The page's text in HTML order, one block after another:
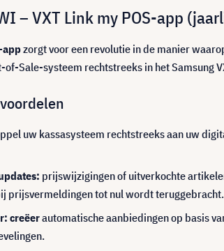
– VXT Link my POS-app
appzorgt voor een revolutie in de manier
of-Sale-systeem rechtstreeks in het
uw kassasysteem rechtstreeks aan uw
prijswijzigingen of uitverkochte
prijsvermeldingen tot nul wordt teruggebracht.
creëerautomatische aanbiedingen op basis